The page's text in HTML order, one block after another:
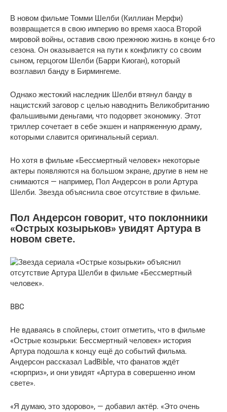
В новом фильме Томми Шелби (Киллиан Мерфи)
возвращается в свою империю во время хаоса Второй
мировой войны, оставив свою прежнюю жизнь в конце 6-го
сезона. Он оказывается на пути к конфликту со своим
сыном, герцогом Шелби (Барри Киоган), который
возглавил банду в Бирмингеме.
Однако жестокий наследник Шелби втянул банду в
нацистский заговор с целью наводнить Великобританию
фальшивыми деньгами, что подорвет экономику. Этот
триллер сочетает в себе экшен и напряженную драму,
которыми славится оригинальный сериал.
Но хотя в фильме «Бессмертный человек» некоторые
актеры появляются на большом экране, другие в нем не
снимаются — например, Пол Андерсон в роли Артура
Шелби. Звезда объяснила свое отсутствие в фильме.
Пол Андерсон говорит, что поклонники
«Острых козырьков» увидят Артура в
новом свете.
BBC
Не вдаваясь в спойлеры, стоит отметить, что в фильме
«Острые козырьки: Бессмертный человек» история
Артура подошла к концу ещё до событий фильма.
Андерсон рассказал LadBible, что фанатов ждёт
«сюрприз», и они увидят «Артура в совершенно ином
свете».
«Я думаю, это здорово», — добавил актёр. «Это очень